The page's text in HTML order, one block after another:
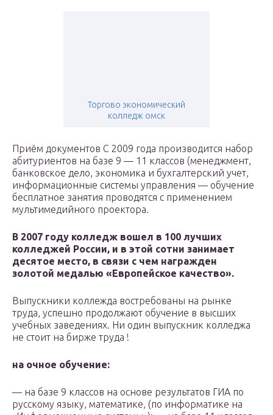
Торгово экономический
колледж омск
Приём документов С 2009 года производится набор
абитуриентов на базе 9 — 11 классов (менеджмент,
банковское дело, экономика и бухгалтерский учет,
информационные системы управления — обучение
бесплатное занятия проводятся с применением
мультимедийного проектора.
В 2007 году колледж вошел в 100 лучших
колледжей России, и в этой сотни занимает
десятое место, в связи с чем награжден
золотой медалью «Европейское качество».
Выпускники коллежда востребованы на рынке
труда, успешно продолжают обучение в высших
учебных заведениях. Ни один выпускник колледжа
не стоит на бирже труда !
на очное обучение:
— на базе 9 классов на основе результатов ГИА по
русскому языку, математике, (по информатике на